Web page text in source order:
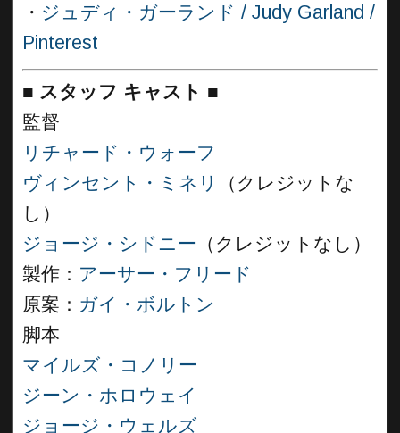
・ ジュディ・ガーランド / Judy Garland /
Pinterest
■ スタッフ キャスト ■
監督
リチャード・ウォーフ
ヴィンセント・ミネリ
（クレジットな
し）
ジョージ・シドニー （クレジットなし）
製作： アーサー・フリード
原案： ガイ・ボルトン
脚本
マイルズ・コノリー
ジーン・ホロウェイ
ジョージ・ウェルズ